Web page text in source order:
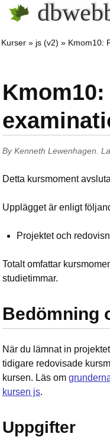
Kurser js (v2) Kmom10:
ByKenneth Lewenhagen
Detta kursmoment
Upplägget är enligt
Projektet och
Totalt omfattar
studietimmar.
Bedömning
När du lämnat in
tidigare redovisade
kursen. Läs om
kursen js.
Uppgifter